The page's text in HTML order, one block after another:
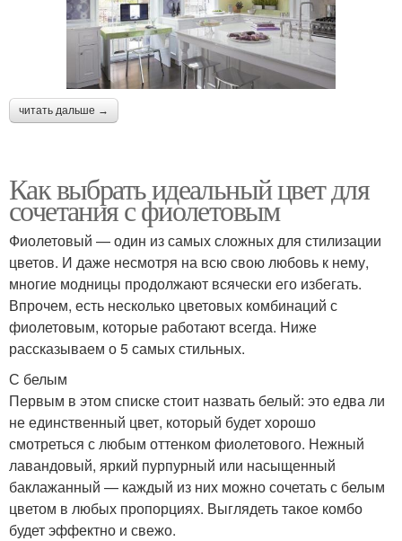
читать дальше →
Как выбрать идеальный цвет для
сочетания с фиолетовым
Фиолетовый — один из самых сложных для стилизации
цветов. И даже несмотря на всю свою любовь к нему,
многие модницы продолжают всячески его избегать.
Впрочем, есть несколько цветовых комбинаций с
фиолетовым, которые работают всегда. Ниже
рассказываем о 5 самых стильных.
С белым
Первым в этом списке стоит назвать белый: это едва ли
не единственный цвет, который будет хорошо
смотреться с любым оттенком фиолетового. Нежный
лавандовый, яркий пурпурный или насыщенный
баклажанный — каждый из них можно сочетать с белым
цветом в любых пропорциях. Выглядеть такое комбо
будет эффектно и свежо.